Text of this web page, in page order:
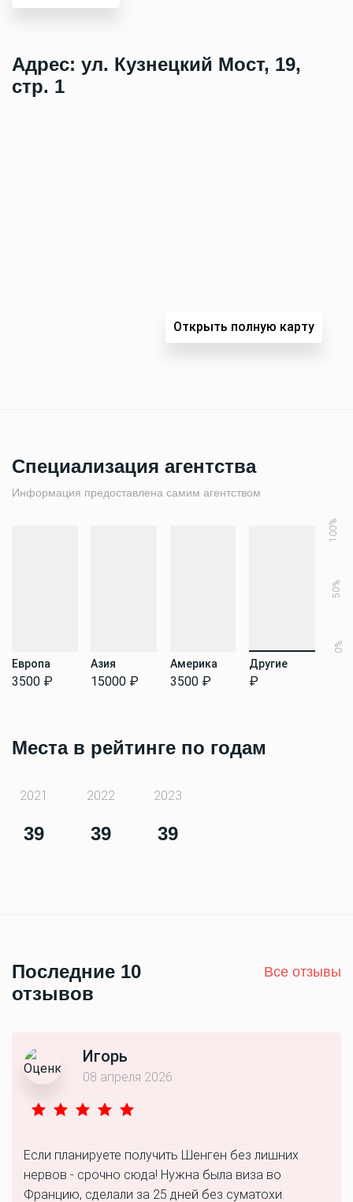
Адрес: ул. Кузнецкий Мост, 19,
стр. 1
Открыть полную карту
Специализация агентства
Информация предоставлена самим агентством
Европа
3500 ₽
Азия
15000 ₽
Америка
3500 ₽
Другие
₽
100%
50%
0%
Места в рейтинге по годам
2021
39
2022
39
2023
39
Последние 10
отзывов
Все отзывы
Игорь
08 апреля 2026
Если планируете получить Шенген без лишних
нервов - срочно сюда! Нужна была виза во
Францию, сделали за 25 дней без суматохи.